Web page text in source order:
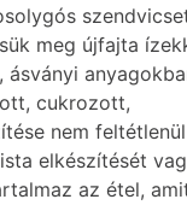
meg újfajta
cukrozott,
nem
elkészítését
az étel,